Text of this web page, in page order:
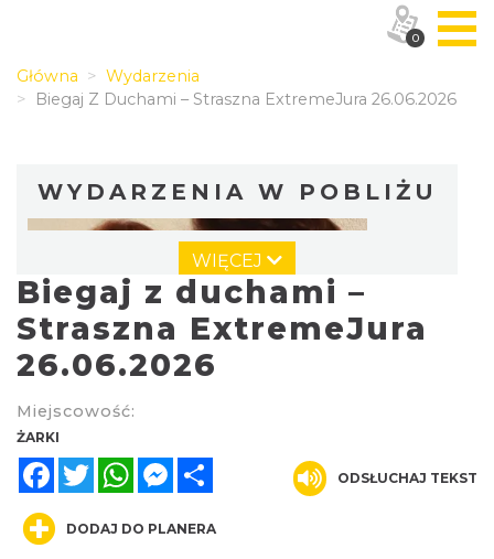
Główna
Wydarzenia
Biegaj Z Duchami – Straszna ExtremeJura 26.06.2026
WYDARZENIA W POBLIŻU
2026
Żarki
0.18 km
WIĘCEJ
Biegaj z duchami –
Straszna ExtremeJura
26.06.2026
Miejscowość:
ŻARKI
FacebookTwitterWhatsAppMessenger
ODSŁUCHAJ TEKST
DODAJ DO PLANERA
0